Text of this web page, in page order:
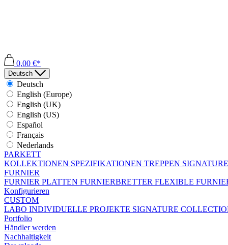
0,00 €*
Deutsch
Deutsch
English (Europe)
English (UK)
English (US)
Español
Français
Nederlands
PARKETT
KOLLEKTIONEN SPEZIFIKATIONEN TREPPEN
FURNIER
FURNIER PLATTEN FURNIERBRETTER FLEXIBLE
Konfigurieren
CUSTOM
LABO INDIVIDUELLE PROJEKTE SIGNATURE
Portfolio
Händler werden
Nachhaltigkeit